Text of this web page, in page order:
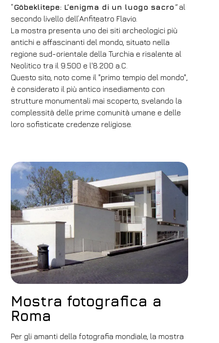
1 2
0
Codice sconto
Prenota
Modifica prenotazione
“Göbeklitepe: L’enigma di un luogo sacro”al
secondo livello dell’Anfiteatro Flavio.
La mostra presenta uno dei siti archeologici più
antichi e affascinanti del mondo, situato nella
regione sud-orientale della Turchia e risalente al
Neolitico tra il 9.500 e l'8.200 a.C.
Questo sito, noto come il "primo tempio del mondo",
è considerato il più antico insediamento con
strutture monumentali mai scoperto, svelando la
complessità delle prime comunità umane e delle
loro sofisticate credenze religiose.
Mostra fotografica a
Roma
Per gli amanti della fotografia mondiale, la mostra